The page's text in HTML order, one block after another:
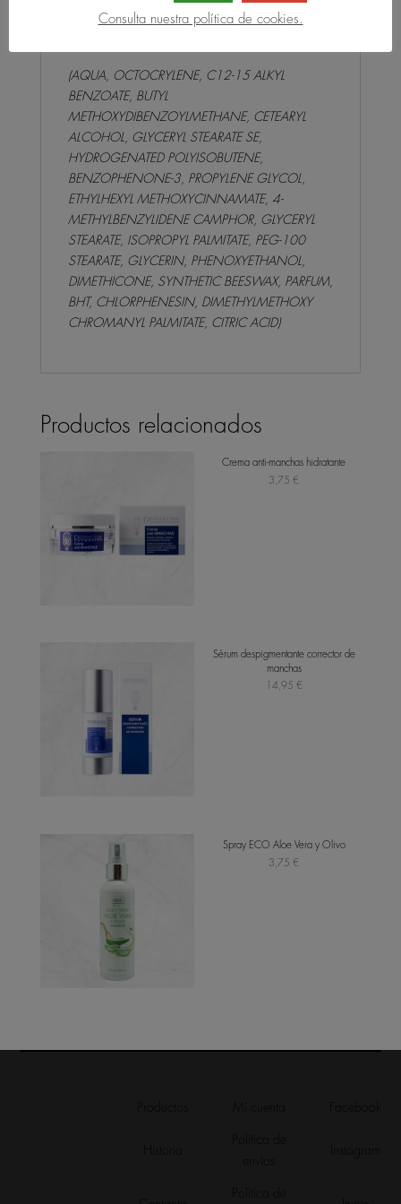
50 ml.
Fabricado en España.
(AQUA, OCTOCRYLENE, C12-15 ALKYL
BENZOATE, BUTYL
METHOXYDIBENZOYLMETHANE, CETEARYL
ALCOHOL, GLYCERYL STEARATE SE,
HYDROGENATED POLYISOBUTENE,
BENZOPHENONE-3, PROPYLENE GLYCOL,
ETHYLHEXYL METHOXYCINNAMATE, 4-
METHYLBENZYLIDENE CAMPHOR, GLYCERYL
STEARATE, ISOPROPYL PALMITATE, PEG-100
STEARATE, GLYCERIN, PHENOXYETHANOL,
DIMETHICONE, SYNTHETIC BEESWAX, PARFUM,
BHT, CHLORPHENESIN, DIMETHYLMETHOXY
CHROMANYL PALMITATE, CITRIC ACID)
Productos relacionados
Crema anti-manchas hidratante
3,75 €
Sérum despigmentante corrector de
manchas
14,95 €
Spray ECO Aloe Vera y Olivo
3,75 €
Consulta nuestra política de cookies.